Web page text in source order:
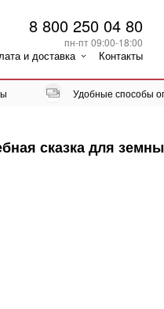
8 800 250 04 80
пн-пт 09:00-18:00
и доставка Контакты
Удобные способы
сказка для